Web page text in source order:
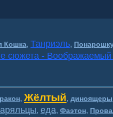
Кошка, Танриэль,
сюжета - Воображаемый
, Жёлтый, диноящеры
, еда, Фаэтон,